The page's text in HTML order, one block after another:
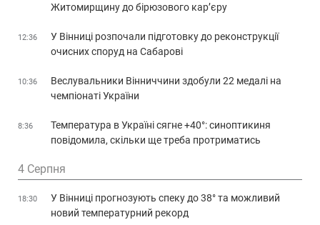
Житомирщину до бірюзового кар’єру
12:36
У Вінниці розпочали підготовку до реконструкції
очисних споруд на Сабарові
10:36
Веслувальники Вінниччини здобули 22 медалі на
чемпіонаті України
8:36
Температура в Україні сягне +40°: синоптикиня
повідомила, скільки ще треба протриматись
4 Серпня
18:30
У Вінниці прогнозують спеку до 38° та можливий
новий температурний рекорд